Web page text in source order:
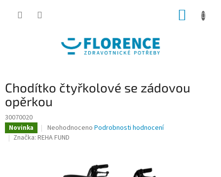
Chodítko čtyřkolové se zádovou
opěrkou
30070020
Novinka
Průměrné
hodnocení
Neohodnoceno Podrobnosti hodnocení
Značka: REHA FUND